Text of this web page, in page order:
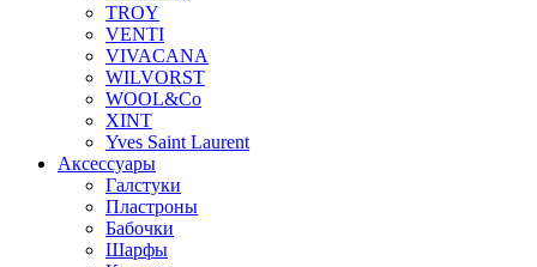
TROY
VENTI
VIVACANA
WILVORST
WOOL&Co
XINT
Yves Saint Laurent
Аксессуары
Галстуки
Пластроны
Бабочки
Шарфы